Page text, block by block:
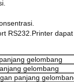
RS232.Printer
gelombang
gelombang
panjang